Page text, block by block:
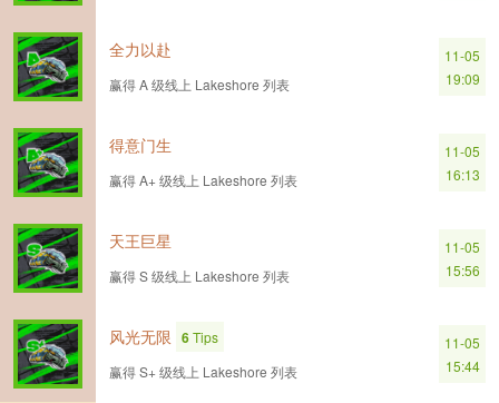
全力以赴
赢得 A 级线上 Lakeshore 列表
11-05
19:09
得意门生
赢得 A+ 级线上 Lakeshore 列表
11-05
16:13
天王巨星
赢得 S 级线上 Lakeshore 列表
11-05
15:56
风光无限 6Tips
赢得 S+ 级线上 Lakeshore 列表
11-05
15:44